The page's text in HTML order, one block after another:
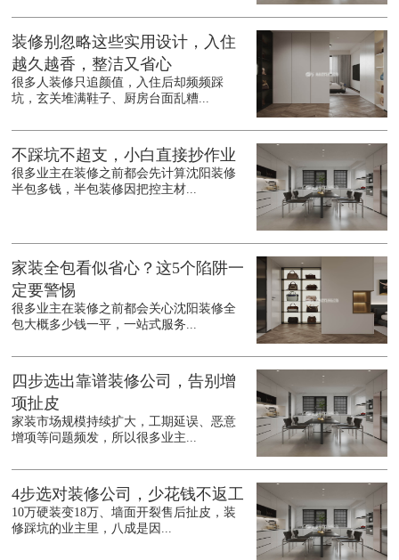
装修别忽略这些实用设计，入住
越久越香，整洁又省心
很多人装修只追颜值，入住后却频频踩
坑，玄关堆满鞋子、厨房台面乱糟...
不踩坑不超支，小白直接抄作业
很多业主在装修之前都会先计算沈阳装修
半包多钱，半包装修因把控主材...
家装全包看似省心？这5个陷阱一
定要警惕
很多业主在装修之前都会关心沈阳装修全
包大概多少钱一平，一站式服务...
四步选出靠谱装修公司，告别增
项扯皮
家装市场规模持续扩大，工期延误、恶意
增项等问题频发，所以很多业主...
4步选对装修公司，少花钱不返工
10万硬装变18万、墙面开裂售后扯皮，装
修踩坑的业主里，八成是因...